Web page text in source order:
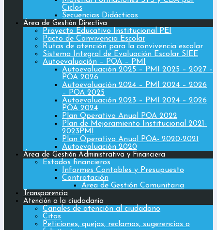
Ciclos
Secuencias Didácticas
Área de Gestión Directiva
Proyecto Educativo Institucional PEI
Pacto de Convivencia Escolar
Rutas de atención para la convivencia escolar
Sistema Integral de Evaluación Escolar SIEE
Autoevaluación – POA – PMI
Autoevaluación 2025 – PMI 2025 – 2027 –
POA 2026
Autoevaluación 2024 – PMI 2024 – 2026
– POA 2025
Autoevaluación 2023 – PMI 2024 – 2026
POA 2024
Plan Operativo Anual POA 2022
Plan de Mejoramiento Institucional 2021-
2023PMI
Plan Operativo Anual POA- 2020-2021
Autoevaluación 2020
Área de Gestión Administrativa y Financiera
Estados financieros
Informes Contables y Presupuesto
Contratación
Área de Gestión Comunitaria
Transparencia
Atención a la ciudadanía
Canales de atención al ciudadano
Citas
Peticiones, quejas, reclamos, sugerencias o